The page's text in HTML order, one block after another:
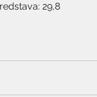
29,8